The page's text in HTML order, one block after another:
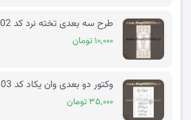
طرح سه بعدی تخته نرد کد 02
۱۰,۰۰۰ تومان
وکتور دو بعدی وان یکاد کد 03
۳۵,۰۰۰ تومان